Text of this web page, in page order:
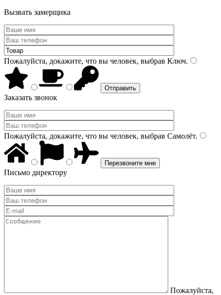
Вызвать замерщика
Пожалуйста, докажите, что вы человек, выбрав Ключ.
Заказать звонок
Пожалуйста, докажите, что вы человек, выбрав Самолёт.
Письмо директору
Пожалуйста,